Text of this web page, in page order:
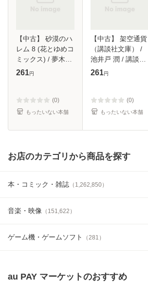
【中古】 砂漠のハ
レム 8 (花とゆめコ
ミックス) / 夢木み
つる / 白泉社 [コミ
261円
(0)
もったいない本舗
【中古】 架空通貨
（講談社文庫） /
池井戸 潤 / 講談社
[文庫]【メール便送
261円
(0)
もったいない本舗
お店のカテゴリから商品を探す
本・コミック・雑誌 （ 1,262,850）
音楽・映像 （ 151,622 ）
ゲーム機・ゲームソフト （281 ）
au PAY マーケットのおすすめ